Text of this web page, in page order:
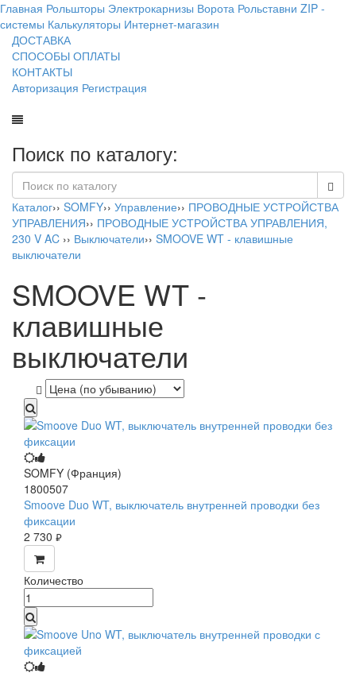
Главная Рольшторы Электрокарнизы Ворота Рольставни ZIP -
системы Калькуляторы Интернет-магазин
ДОСТАВКА
СПОСОБЫ ОПЛАТЫ
КОНТАКТЫ
Авторизация Регистрация
Поиск по каталогу:
Каталог›› SOMFY›› Управление›› ПРОВОДНЫЕ УСТРОЙСТВА
УПРАВЛЕНИЯ›› ПРОВОДНЫЕ УСТРОЙСТВА УПРАВЛЕНИЯ,
230 V AC ›› Выключатели›› SMOOVE WT - клавишные
выключатели
SMOOVE WT -
клавишные
выключатели
SOMFY (Франция)
1800507
Smoove Duo WT, выключатель внутренней проводки без
фиксации
2 730 руб.
Количество